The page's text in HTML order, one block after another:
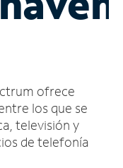
ofrece
los que se
televisión y
de telefonía